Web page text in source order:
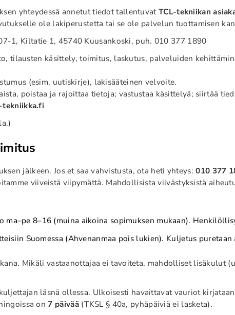
yhteydessä annetut tiedot tallentuvatTCL-tekniikan
ole lakiperustetta tai se ole palvelun tuottamisen
1, Kiltatie 1, 45740 Kuusankoski, puh. 010 377 1890
tilausten käsittely, toimitus, laskutus, palveluiden
(esim. uutiskirje), lakisääteinen velvoite.
poistaa ja rajoittaa tietoja; vastustaa käsittelyä; siirtää
jälkeen. Jos et saa vahvistusta, ota heti yhteys:010 377
viiveistä viipymättä. Mahdollisista viivästyksistä
ma–pe 8–16 (muina aikoina sopimuksen mukaan).
Suomessa (Ahvenanmaa pois lukien). Kuljetus
Mikäli vastaanottajaa ei tavoiteta, mahdolliset lisäkulut
läsnä ollessa. Ulkoisesti havaittavat vauriot
on7 päivää(TKSL § 40a, pyhäpäiviä ei lasketa).